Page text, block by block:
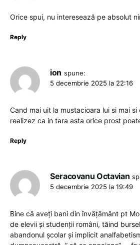
Orice spui, nu interesează pe absolut
Reply
ion spune:
5 decembrie 2025 la 22:16
Cand mai uit la mustacioara lui si mai
realizez ca in tara asta orice prost
Reply
Seracovanu Octavian
5 decembrie 2025 la 19:49
Bine că aveți bani din învățământ pt
de elevii și studenții români, tăind
abandonul școlar și implicit